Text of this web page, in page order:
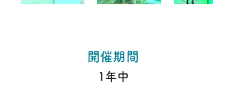
​開催期間
1年中